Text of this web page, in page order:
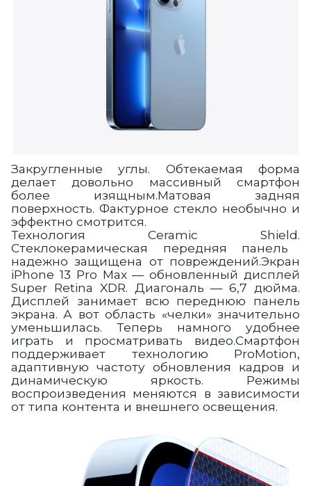
Закругленные углы. Обтекаемая форма
делает довольно массивный смартфон
более изящным.Матовая задняя
поверхность. Фактурное стекло необычно и
эффектно смотрится.
Технология Ceramic Shield.
Стеклокерамическая передняя панель
надежно защищена от повреждений.Экран
iPhone 13 Pro Max —обновленный дисплей
Super Retina XDR. Диагональ — 6,7 дюйма.
Дисплей занимает всю переднюю панель
экрана. А вот область «челки» значительно
уменьшилась. Теперь намного удобнее
играть и просматривать видео.Смартфон
поддерживает технологию ProMotion,
адаптивную частоту обновления кадров и
динамическую яркость. Режимы
воспроизведения меняются в зависимости
от типа контента и внешнего освещения.